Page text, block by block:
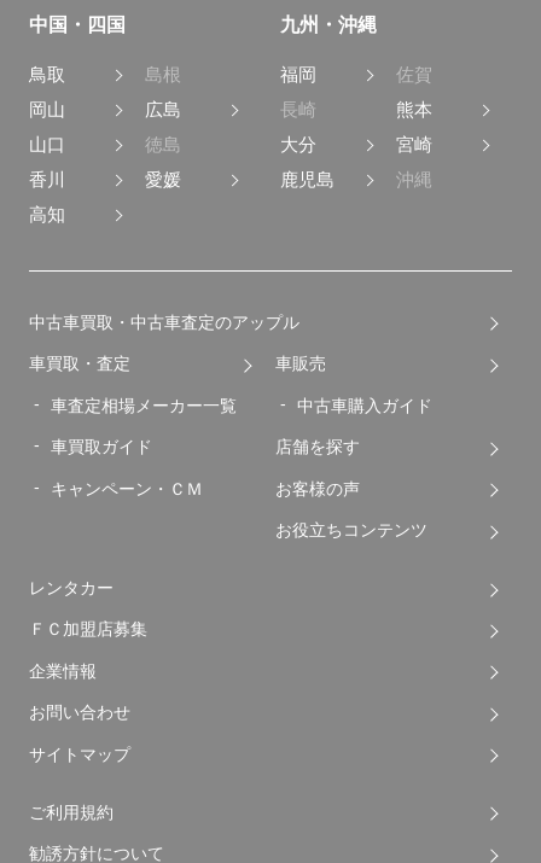
中国・四国
鳥取
島根
岡山
広島
山口
徳島
香川
愛媛
高知
九州・沖縄
福岡
佐賀
長崎
熊本
大分
宮崎
鹿児島
沖縄
中古車買取・中古車査定のアップル
車買取・査定
車査定相場メーカー一覧
車買取ガイド
キャンペーン・ＣＭ
車販売
中古車購入ガイド
店舗を探す
お客様の声
お役立ちコンテンツ
レンタカー
ＦＣ加盟店募集
企業情報
お問い合わせ
サイトマップ
ご利用規約
勧誘方針について